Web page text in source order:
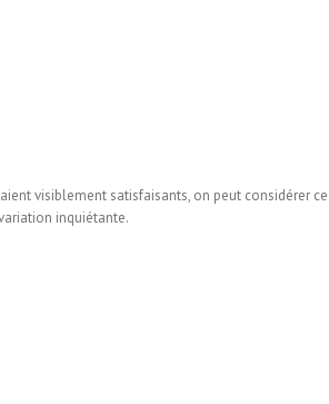
visiblement satisfaisants, on peut considérer ce
inquiétante.